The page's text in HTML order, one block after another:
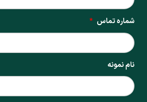
شماره تماس *
نام نمونه